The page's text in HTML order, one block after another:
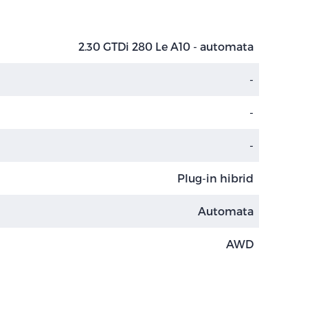
2.30 GTDi 280 Le A10 - automata
-
-
-
Plug-in hibrid
Automata
AWD